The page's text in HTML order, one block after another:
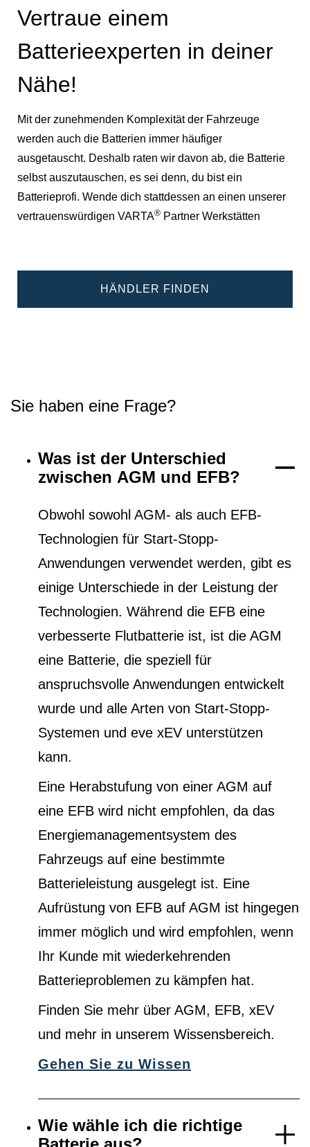
Vertraue einem
Batterieexperten in deiner
Nähe!
Mit der zunehmenden Komplexität der Fahrzeuge
werden auch die Batterien immer häufiger
ausgetauscht. Deshalb raten wir davon ab, die Batterie
selbst auszutauschen, es sei denn, du bist ein
Batterieprofi. Wende dich stattdessen an einen unserer
vertrauenswürdigen VARTA® Partner Werkstätten
HÄNDLER FINDEN
Sie haben eine Frage?
Was ist der Unterschied
zwischen AGM und EFB?
Obwohl sowohl AGM- als auch EFB-
Technologien für Start-Stopp-
Anwendungen verwendet werden, gibt es
einige Unterschiede in der Leistung der
Technologien. Während die EFB eine
verbesserte Flutbatterie ist, ist die AGM
eine Batterie, die speziell für
anspruchsvolle Anwendungen entwickelt
wurde und alle Arten von Start-Stopp-
Systemen und eve xEV unterstützen
kann.
Eine Herabstufung von einer AGM auf
eine EFB wird nicht empfohlen, da das
Energiemanagementsystem des
Fahrzeugs auf eine bestimmte
Batterieleistung ausgelegt ist. Eine
Aufrüstung von EFB auf AGM ist hingegen
immer möglich und wird empfohlen, wenn
Ihr Kunde mit wiederkehrenden
Batterieproblemen zu kämpfen hat.
Finden Sie mehr über AGM, EFB, xEV
und mehr in unserem Wissensbereich.
Gehen Sie zu Wissen
Wie wähle ich die richtige